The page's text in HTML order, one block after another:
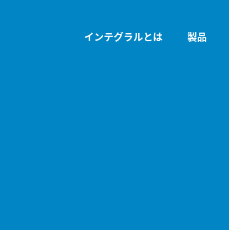
インテグラルとは 製品